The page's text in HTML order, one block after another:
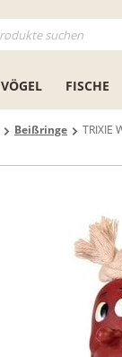
VÖGEL FISCHE
Beißringe TRIXIE